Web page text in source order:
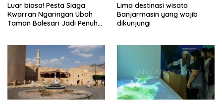
Luar biasa! Pesta Siaga
Kwarran Ngaringan Ubah
Taman Balesari Jadi Penuh
Lima destinasi wisata
Banjarmasin yang wajib
dikunjungi